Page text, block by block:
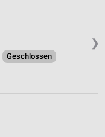
❯
Geschlossen